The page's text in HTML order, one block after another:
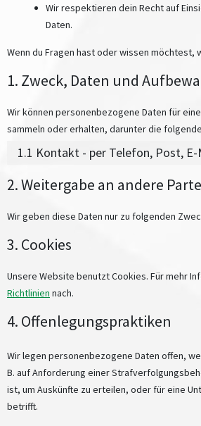
Wir respektieren dein Recht auf
Daten.
Wenn du Fragen hast oder wissen
1. Zweck, Daten und
Wir können personenbezogene Daten für
sammeln oder erhalten, darunter die
1.1 Kontakt - per Telefon, Post,
2. Weitergabe an andere
Wir geben diese Daten nur zu folgenden
3. Cookies
Unsere Website benutzt Cookies. Für mehr
Richtlinien nach.
4. Offenlegungspraktiken
Wir legen personenbezogene Daten offen,
B. auf Anforderung einer
ist, um Auskünfte zu erteilen, oder für eine
betrifft.